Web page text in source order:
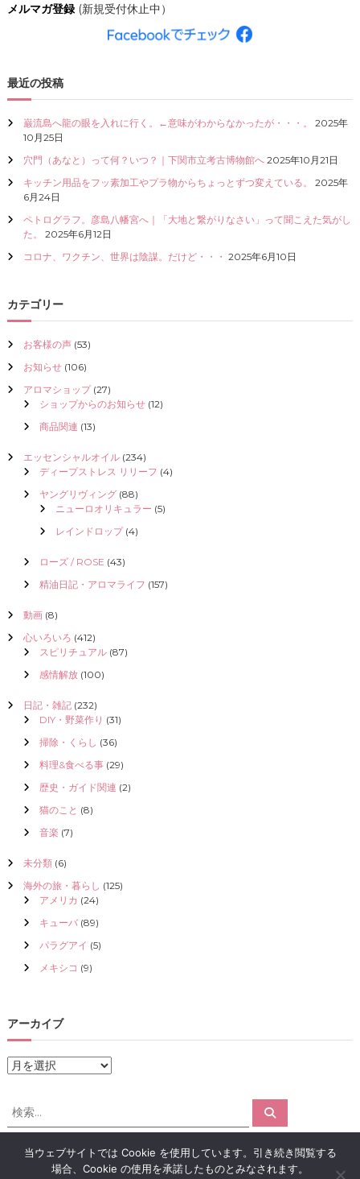
ョ
メルマガ登録 (新規受付休止中）
最近の投稿
巌流島へ龍の眼を入れに行く。←意味がわからなかったが・・・。
2025年
10月25日
穴門（あなと）って何？いつ？｜下関市立考古博物館へ 2025年10月21日
キッチン用品をフッ素加工やプラ物からちょっとずつ変えている。
2025年
6月24日
ペトログラフ。彦島八幡宮へ｜「大地と繋がりなさい」って聞こえた気がし
た。
2025年6月12日
コロナ、ワクチン、世界は陰謀。だけど・・・ 2025年6月10日
カテゴリー
お客様の声(53)
お知らせ(106)
アロマショップ(27)
ショップからのお知らせ(12)
商品関連 (13)
エッセンシャルオイル(234)
ディープストレス リリーフ (4)
ヤングリヴィング(88)
ニューロオリキュラー (5)
レインドロップ(4)
ローズ / ROSE (43)
精油日記・アロマライフ (157)
動画(8)
心いろいろ (412)
スピリチュアル(87)
感情解放(100)
日記・雑記(232)
DIY・野菜作り (31)
掃除・くらし (36)
料理&食べる事(29)
歴史・ガイド関連 (2)
猫のこと (8)
音楽 (7)
未分類(6)
海外の旅・暮らし (125)
アメリカ (24)
キューバ(89)
パラグアイ (5)
メキシコ (9)
アーカイブ
ア
イ
ブ
検
索
検
索
Copyright © 2026アロマで感情解放｜クリスタライズ All rights reserved.
当ウェブサイトでは Cookie を使用しています。引き続き閲覧する
場合、Cookie の使用を承諾したものとみなされます。